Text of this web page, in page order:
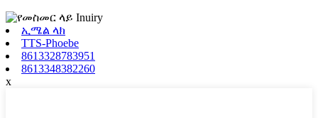
ኢሜል ላክ
TTS-Phoebe
8613328783951
8613348382260
x